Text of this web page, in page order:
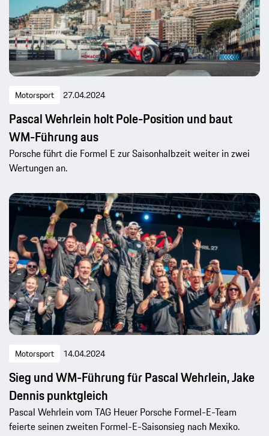
Motorsport 27.04.2024
Pascal Wehrlein holt Pole-Position und baut
WM-Führung aus
Porsche führt die Formel E zur Saisonhalbzeit weiter in zwei
Wertungen an.
Motorsport 14.04.2024
Sieg und WM-Führung für Pascal Wehrlein, Jake
Dennis punktgleich
Pascal Wehrlein vom TAG Heuer Porsche Formel-E-Team
feierte seinen zweiten Formel-E-Saisonsieg nach Mexiko.